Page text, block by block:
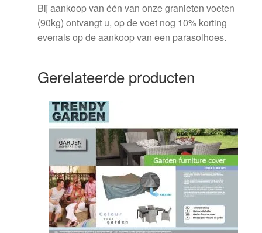
Bij aankoop van één van onze granieten voeten
(90kg) ontvangt u, op de voet nog 10% korting
evenals op de aankoop van een parasolhoes.
Gerelateerde producten